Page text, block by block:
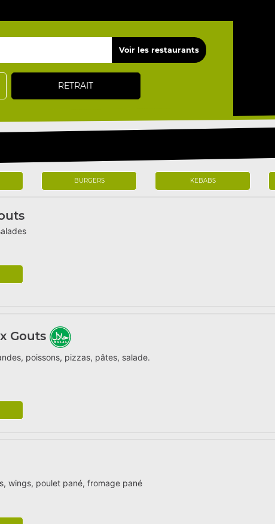
RETRAIT
BURGERS KEBABS
Gouts
poissons, pizzas, pâtes, salade.
wings, poulet pané, fromage pané